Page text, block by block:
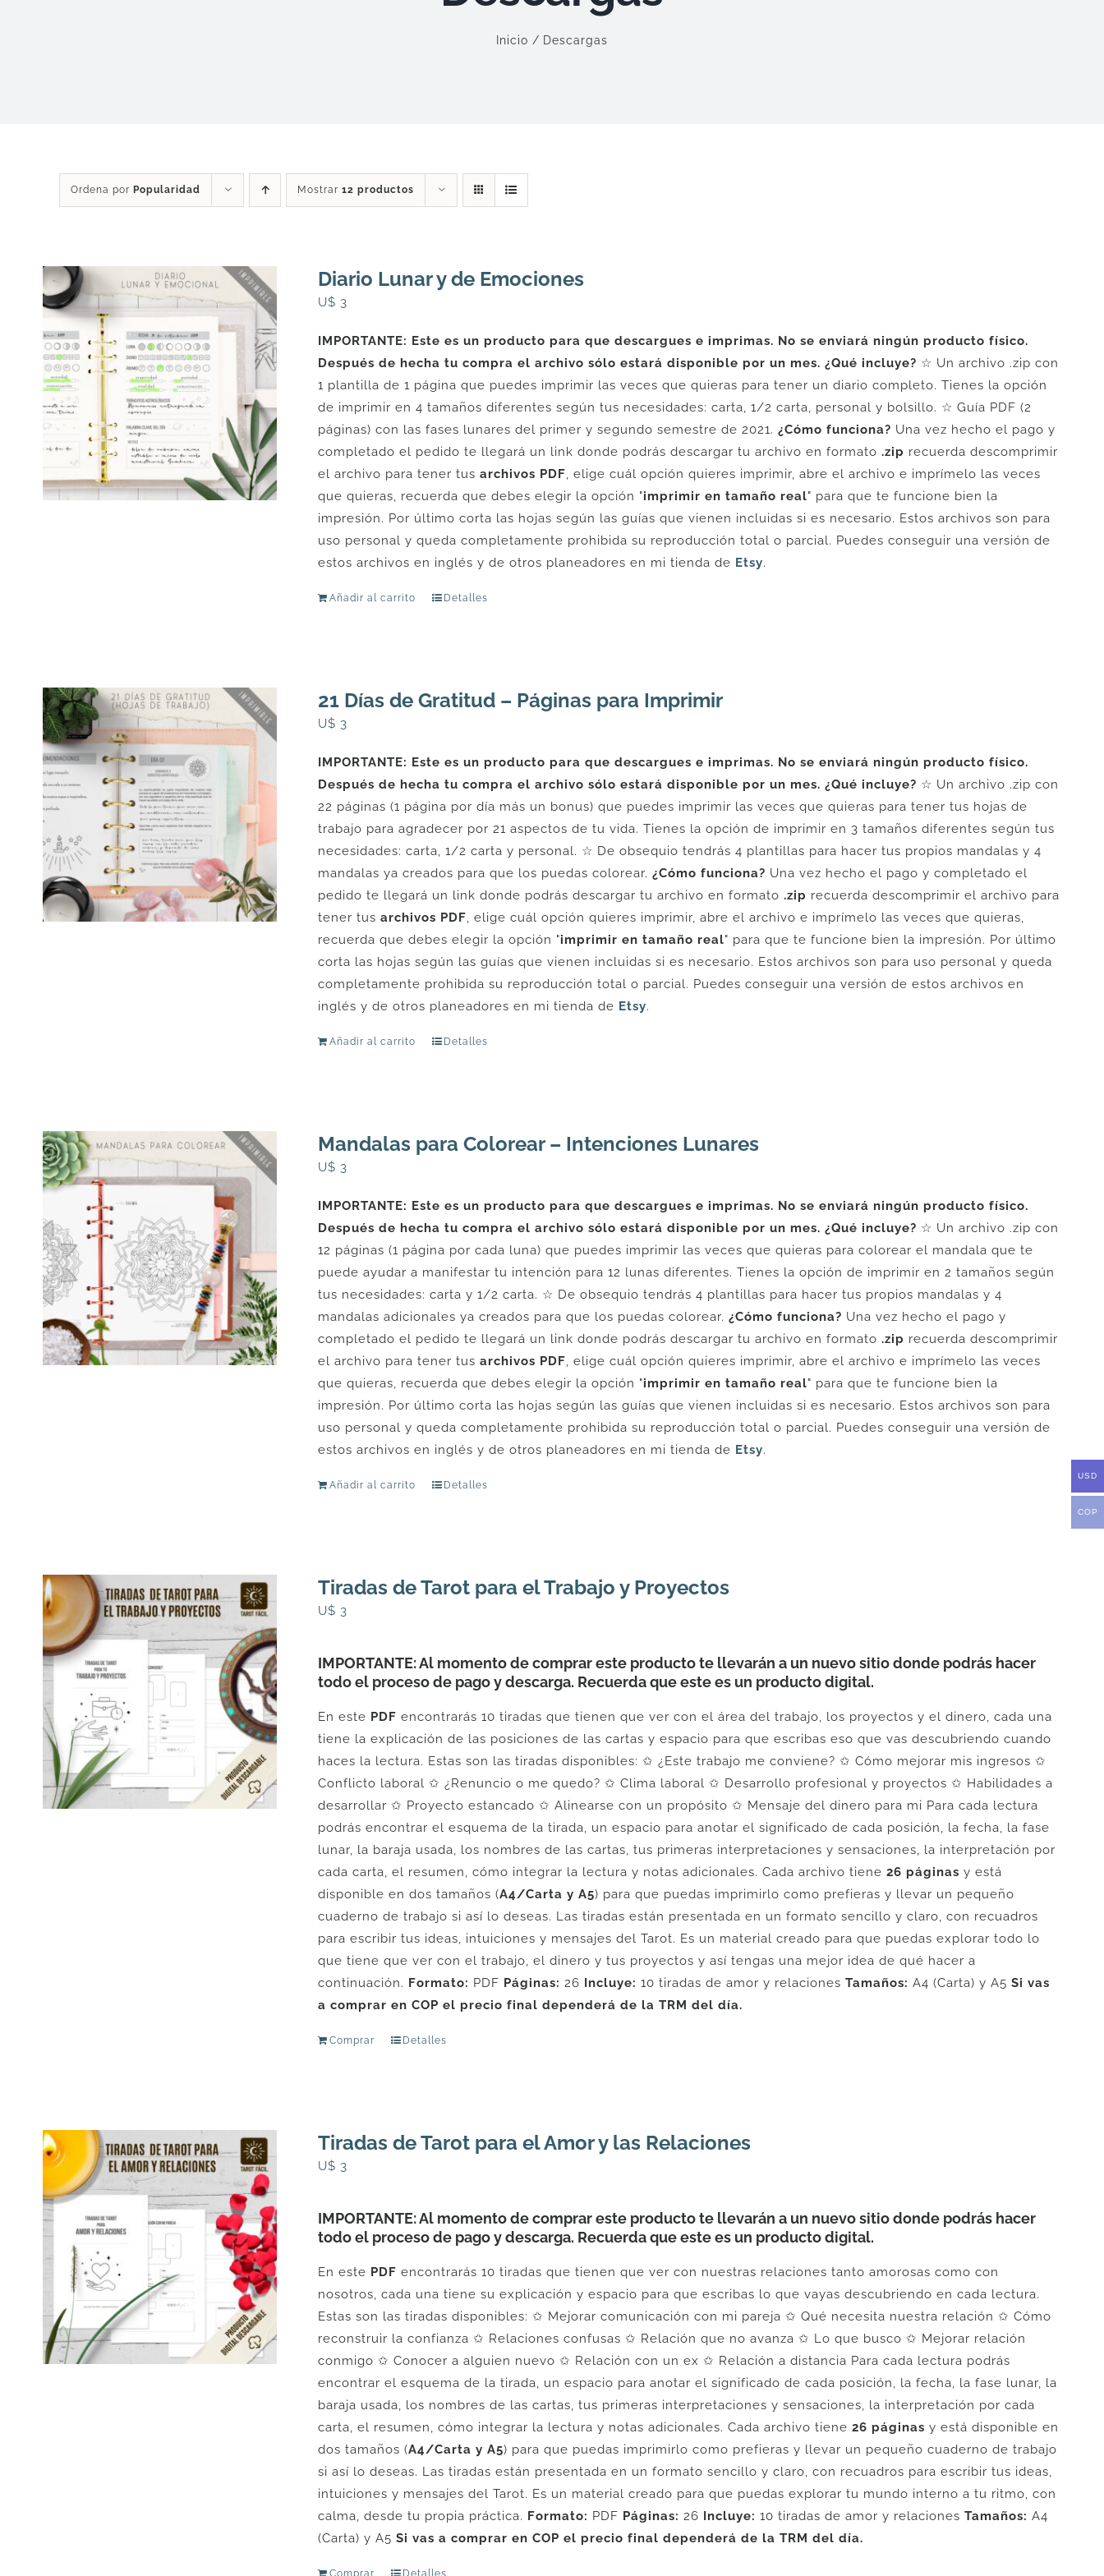
Inicio Descargas
Ordena por Popularidad Mostrar 12 productos
Diario Lunar y de Emociones
U$ 3
IMPORTANTE: Este es un producto para que descargues e imprimas. No se enviará ningún producto físico.
Después de hecha tu compra el archivo sólo estará disponible por un mes. ¿Qué incluye? ☆ Un archivo .zip con
1 plantilla de 1 página que puedes imprimir las veces que quieras para tener un diario completo. Tienes la opción
de imprimir en 4 tamaños diferentes según tus necesidades: carta, 1/2 carta, personal y bolsillo. ☆ Guía PDF (2
páginas) con las fases lunares del primer y segundo semestre de 2021. ¿Cómo funciona? Una vez hecho el pago y
completado el pedido te llegará un link donde podrás descargar tu archivo en formato .zip recuerda descomprimir
el archivo para tener tus archivos PDF, elige cuál opción quieres imprimir, abre el archivo e imprímelo las veces
que quieras, recuerda que debes elegir la opción "imprimir en tamaño real" para que te funcione bien la
impresión. Por último corta las hojas según las guías que vienen incluidas si es necesario. Estos archivos son para
uso personal y queda completamente prohibida su reproducción total o parcial. Puedes conseguir una versión de
estos archivos en inglés y de otros planeadores en mi tienda de Etsy.
Añadir al carrito Detalles
21 Días de Gratitud – Páginas para Imprimir
U$ 3
IMPORTANTE: Este es un producto para que descargues e imprimas. No se enviará ningún producto físico.
Después de hecha tu compra el archivo sólo estará disponible por un mes. ¿Qué incluye? ☆ Un archivo .zip con
22 páginas (1 página por día más un bonus) que puedes imprimir las veces que quieras para tener tus hojas de
trabajo para agradecer por 21 aspectos de tu vida. Tienes la opción de imprimir en 3 tamaños diferentes según tus
necesidades: carta, 1/2 carta y personal. ☆ De obsequio tendrás 4 plantillas para hacer tus propios mandalas y 4
mandalas ya creados para que los puedas colorear. ¿Cómo funciona? Una vez hecho el pago y completado el
pedido te llegará un link donde podrás descargar tu archivo en formato .zip recuerda descomprimir el archivo para
tener tus archivos PDF, elige cuál opción quieres imprimir, abre el archivo e imprímelo las veces que quieras,
recuerda que debes elegir la opción "imprimir en tamaño real" para que te funcione bien la impresión. Por último
corta las hojas según las guías que vienen incluidas si es necesario. Estos archivos son para uso personal y queda
completamente prohibida su reproducción total o parcial. Puedes conseguir una versión de estos archivos en
inglés y de otros planeadores en mi tienda de Etsy.
Añadir al carrito Detalles
Mandalas para Colorear – Intenciones Lunares
U$ 3
IMPORTANTE: Este es un producto para que descargues e imprimas. No se enviará ningún producto físico.
Después de hecha tu compra el archivo sólo estará disponible por un mes. ¿Qué incluye? ☆ Un archivo .zip con
12 páginas (1 página por cada luna) que puedes imprimir las veces que quieras para colorear el mandala que te
puede ayudar a manifestar tu intención para 12 lunas diferentes. Tienes la opción de imprimir en 2 tamaños según
tus necesidades: carta y 1/2 carta. ☆ De obsequio tendrás 4 plantillas para hacer tus propios mandalas y 4
mandalas adicionales ya creados para que los puedas colorear. ¿Cómo funciona? Una vez hecho el pago y
completado el pedido te llegará un link donde podrás descargar tu archivo en formato .zip recuerda descomprimir
el archivo para tener tus archivos PDF, elige cuál opción quieres imprimir, abre el archivo e imprímelo las veces
que quieras, recuerda que debes elegir la opción "imprimir en tamaño real" para que te funcione bien la
impresión. Por último corta las hojas según las guías que vienen incluidas si es necesario. Estos archivos son para
uso personal y queda completamente prohibida su reproducción total o parcial. Puedes conseguir una versión de
estos archivos en inglés y de otros planeadores en mi tienda de Etsy.
Añadir al carrito Detalles
Tiradas de Tarot para el Trabajo y Proyectos
U$ 3
IMPORTANTE: Al momento de comprar este producto te llevarán a un nuevo sitio donde podrás hacer
todo el proceso de pago y descarga. Recuerda que este es un producto digital.
En este PDF encontrarás 10 tiradas que tienen que ver con el área del trabajo, los proyectos y el dinero, cada una
tiene la explicación de las posiciones de las cartas y espacio para que escribas eso que vas descubriendo cuando
haces la lectura. Estas son las tiradas disponibles: ✩ ¿Este trabajo me conviene? ✩ Cómo mejorar mis ingresos ✩
Conflicto laboral ✩ ¿Renuncio o me quedo? ✩ Clima laboral ✩ Desarrollo profesional y proyectos ✩ Habilidades a
desarrollar ✩ Proyecto estancado ✩ Alinearse con un propósito ✩ Mensaje del dinero para mi Para cada lectura
podrás encontrar el esquema de la tirada, un espacio para anotar el significado de cada posición, la fecha, la fase
lunar, la baraja usada, los nombres de las cartas, tus primeras interpretaciones y sensaciones, la interpretación por
cada carta, el resumen, cómo integrar la lectura y notas adicionales. Cada archivo tiene 26 páginas y está
disponible en dos tamaños (A4/Carta y A5) para que puedas imprimirlo como prefieras y llevar un pequeño
cuaderno de trabajo si así lo deseas. Las tiradas están presentada en un formato sencillo y claro, con recuadros
para escribir tus ideas, intuiciones y mensajes del Tarot. Es un material creado para que puedas explorar todo lo
que tiene que ver con el trabajo, el dinero y tus proyectos y así tengas una mejor idea de qué hacer a
continuación. Formato: PDF Páginas: 26 Incluye: 10 tiradas de amor y relaciones Tamaños: A4 (Carta) y A5 Si vas
a comprar en COP el precio final dependerá de la TRM del día.
Comprar Detalles
Tiradas de Tarot para el Amor y las Relaciones
U$ 3
IMPORTANTE: Al momento de comprar este producto te llevarán a un nuevo sitio donde podrás hacer
todo el proceso de pago y descarga. Recuerda que este es un producto digital.
En este PDF encontrarás 10 tiradas que tienen que ver con nuestras relaciones tanto amorosas como con
nosotros, cada una tiene su explicación y espacio para que escribas lo que vayas descubriendo en cada lectura.
Estas son las tiradas disponibles: ✩ Mejorar comunicación con mi pareja ✩ Qué necesita nuestra relación ✩ Cómo
reconstruir la confianza ✩ Relaciones confusas ✩ Relación que no avanza ✩ Lo que busco ✩ Mejorar relación
conmigo ✩ Conocer a alguien nuevo ✩ Relación con un ex ✩ Relación a distancia Para cada lectura podrás
encontrar el esquema de la tirada, un espacio para anotar el significado de cada posición, la fecha, la fase lunar, la
baraja usada, los nombres de las cartas, tus primeras interpretaciones y sensaciones, la interpretación por cada
carta, el resumen, cómo integrar la lectura y notas adicionales. Cada archivo tiene 26 páginas y está disponible en
dos tamaños (A4/Carta y A5) para que puedas imprimirlo como prefieras y llevar un pequeño cuaderno de trabajo
si así lo deseas. Las tiradas están presentada en un formato sencillo y claro, con recuadros para escribir tus ideas,
intuiciones y mensajes del Tarot. Es un material creado para que puedas explorar tu mundo interno a tu ritmo, con
calma, desde tu propia práctica. Formato: PDF Páginas: 26 Incluye: 10 tiradas de amor y relaciones Tamaños: A4
(Carta) y A5 Si vas a comprar en COP el precio final dependerá de la TRM del día.
USD
COP